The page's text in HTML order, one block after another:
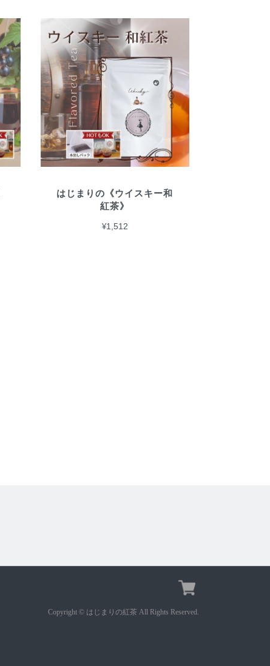
はじまりの《ウイスキー和
紅茶》
¥1,512
Copyright © はじまりの紅茶 All Rights Reserved.